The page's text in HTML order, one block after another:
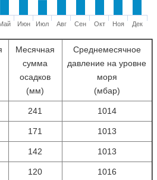
Июн Июл Авг Сен Окт Ноя Дек
Месячная
сумма
осадков
(мм)
Среднемесячное
давление на уровне
моря
(мбар)
241 1014
171 1013
142 1013
120 1016